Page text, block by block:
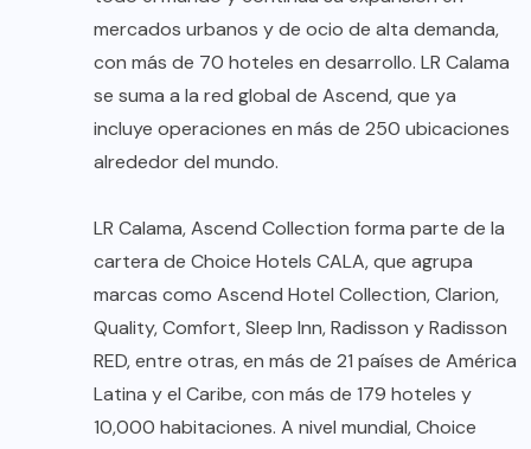
mercados urbanos y de ocio de alta demanda,
con más de 70 hoteles en desarrollo. LR Calama
se suma a la red global de Ascend, que ya
incluye operaciones en más de 250 ubicaciones
alrededor del mundo.
LR Calama, Ascend Collection forma parte de la
cartera de Choice Hotels CALA, que agrupa
marcas como Ascend Hotel Collection, Clarion,
Quality, Comfort, Sleep Inn, Radisson y Radisson
RED, entre otras, en más de 21 países de América
Latina y el Caribe, con más de 179 hoteles y
10,000 habitaciones. A nivel mundial, Choice